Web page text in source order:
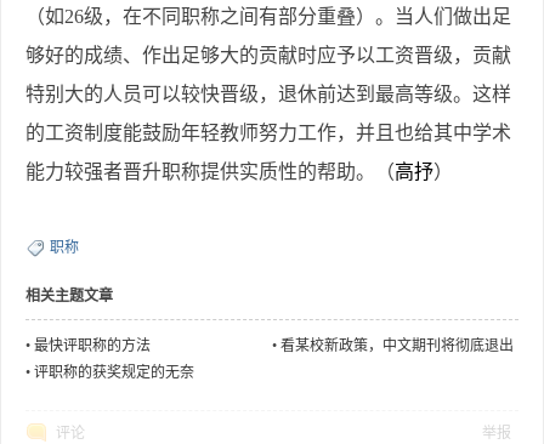
（如26级，在不同职称之间有部分重叠）。当人们做出足
够好的成绩、作出足够大的贡献时应予以工资晋级，贡献
特别大的人员可以较快晋级，退休前达到最高等级。这样
的工资制度能鼓励年轻教师努力工作，并且也给其中学术
能力较强者晋升职称提供实质性的帮助。（高抒）
职称
相关主题文章
• 最快评职称的方法 • 看某校新政策，中文期刊将彻底退出
• 评职称的获奖规定的无奈
评论 举报